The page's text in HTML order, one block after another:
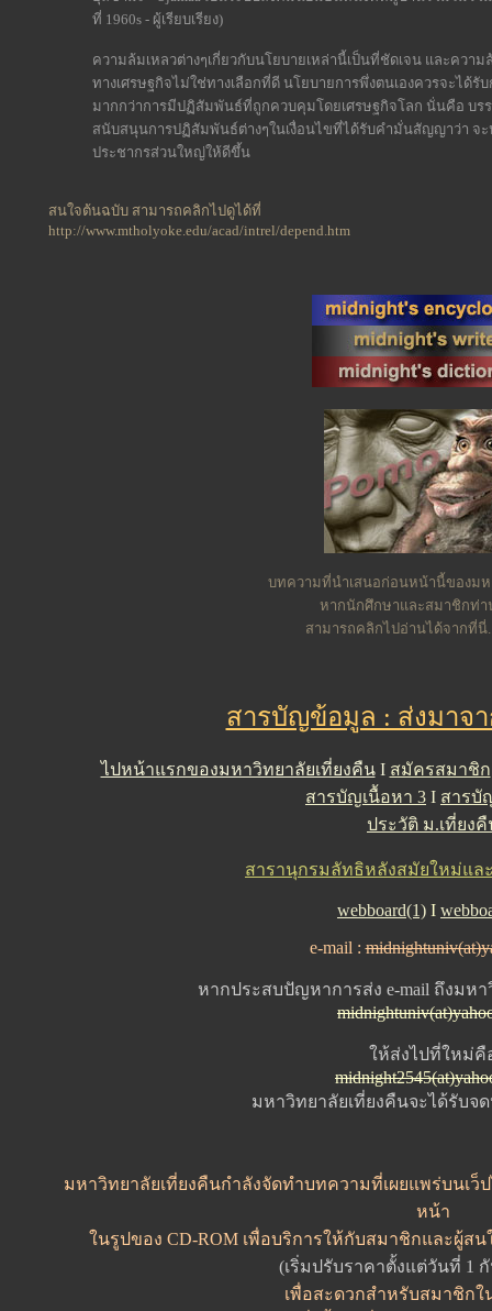
ที่ 1960s - ผู้เรียบเรียง)
ความล้มเหลวต่างๆเกี่ยวกับนโยบายเหล่านี้เป็นที่ชัดเจน และความ
ทางเศรษฐกิจไม่ใช่ทางเลือกที่ดี นโยบายการพึ่งตนเองควรจะได้
มากกว่าการมีปฏิสัมพันธ์ที่ถูกควบคุมโดยเศรษฐกิจโลก นั่นคือ บร
สนับสนุนการปฏิสัมพันธ์ต่างๆในเงื่อนไขที่ได้รับคำมั่นสัญญาว่า จะ
ประชากรส่วนใหญ่ให้ดีขึ้น
สนใจต้นฉบับ สามารถคลิกไปดูได้ที่
http://www.mtholyoke.edu/acad/intrel/depend.htm
บทความที่นำเสนอก่อนหน้านี้ของมห
หากนักศึกษาและสมาชิกท่า
สามารถคลิกไปอ่านได้จากที่
สารบัญข้อมูล : ส่งมาจ
ไปหน้าแรกของมหาวิทยาลัยเที่ยงคืนI สมัครสมาชิก
สารบัญเนื้อหา 3 I สารบั
ประวัติ ม.เที่ยง
สารานุกรมลัทธิหลังสมัยใหม่และ
webboard(1) I
e-mail :
หากประสบปัญหาการส่ง e-mail ถึงมห
ให้ส่งไปที่ใหม่คื
มหาวิทยาลัยเที่ยงคืนจะได้รับจ
มหาวิทยาลัยเที่ยงคืนกำลังจัดทำบทความที่เผยแพร่บนเว็
หน้า
ในรูปของ CD-ROM เพื่อบริการให้กับสมาชิกและผู้ส
(เริ่มปรับราคาตั้งแต่วันที่ 1 กั
เพื่อสะดวกสำหรับสมาชิก